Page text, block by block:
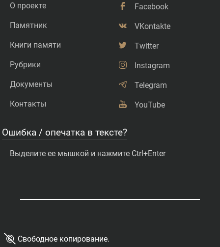
О проекте
Памятник
Книги памяти
Рубрики
Документы
Контакты
Facebook
VKontakte
Twitter
Instagram
Telegram
YouTube
Ошибка / опечатка в тексте?
Выделите ее мышкой и нажмите Ctrl+Enter
© Свободное копирование.